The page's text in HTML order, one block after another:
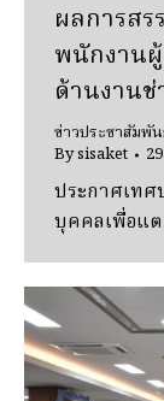
ผลการส
พนักงาน
ด้านงานช่
ข่าวประชาสัมพั
Bysisaket
ประกาศเทศ
บุคคลเพื่อแ